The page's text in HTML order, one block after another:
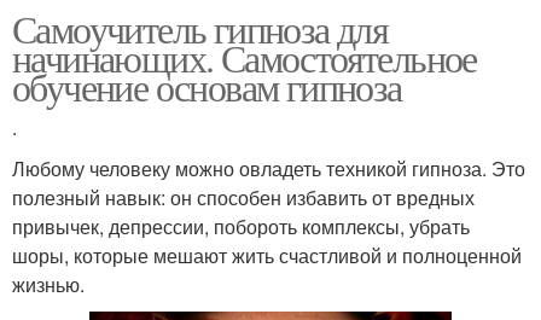
Самоучитель гипноза для
начинающих. Самостоятельное
обучение основам гипноза
.
Любому человеку можно овладеть техникой гипноза. Это
полезный навык: он способен избавить от вредных
привычек, депрессии, побороть комплексы, убрать
шоры, которые мешают жить счастливой и полноценной
жизнью.